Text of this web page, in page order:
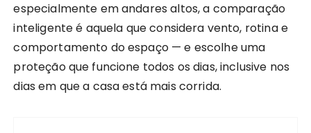
especialmente em andares altos, a comparação
inteligente é aquela que considera vento, rotina e
comportamento do espaço — e escolhe uma
proteção que funcione todos os dias, inclusive nos
dias em que a casa está mais corrida.